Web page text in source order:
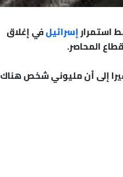
استمرارإسرائيلفي إغلاق
إلى أن مليوني شخص هناك